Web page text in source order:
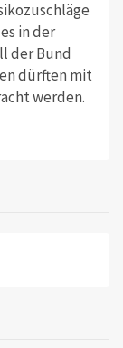
in der
der Bund
dürften mit
werden.